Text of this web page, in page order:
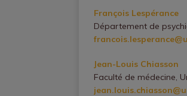
François Lespérance
Département de
Jean-Louis Chiasson
Faculté de médecine,